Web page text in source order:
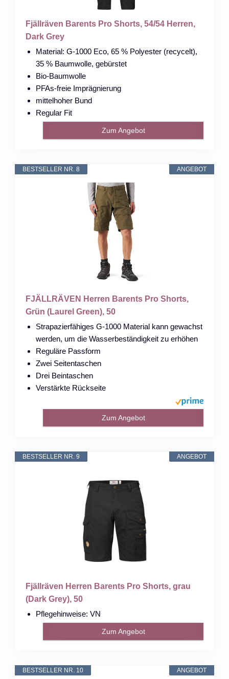
Fjällräven Barents Pro Shorts, 54/54 Herren,
Dark Grey
Material: G-1000 Eco, 65 % Polyester (recycelt),
35 % Baumwolle, gebürstet
Bio-Baumwolle
PFAs-freie Imprägnierung
mittelhoher Bund
Regular Fit
Zum Angebot
ANGEBOT
BESTSELLER NR. 8
FJÄLLRÄVEN Herren Barents Pro Shorts,
Grün (Laurel Green), 50
Strapazierfähiges G-1000 Material kann gewachst
werden, um die Wasserbeständigkeit zu erhöhen
Reguläre Passform
Zwei Seitentaschen
Drei Beintaschen
Verstärkte Rückseite
Zum Angebot
ANGEBOT
BESTSELLER NR. 9
Fjällräven Herren Barents Pro Shorts, grau
(Dark Grey), 50
Pflegehinweise: VN
Zum Angebot
ANGEBOT
BESTSELLER NR. 10